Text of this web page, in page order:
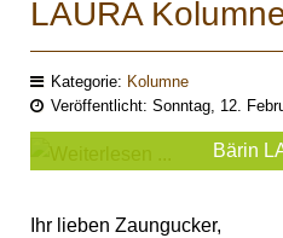
LAURA
Kategorie: Kolumne
Veröffentlicht: Sonntag, 12.
Bärin
Ihr lieben Zaungucker,